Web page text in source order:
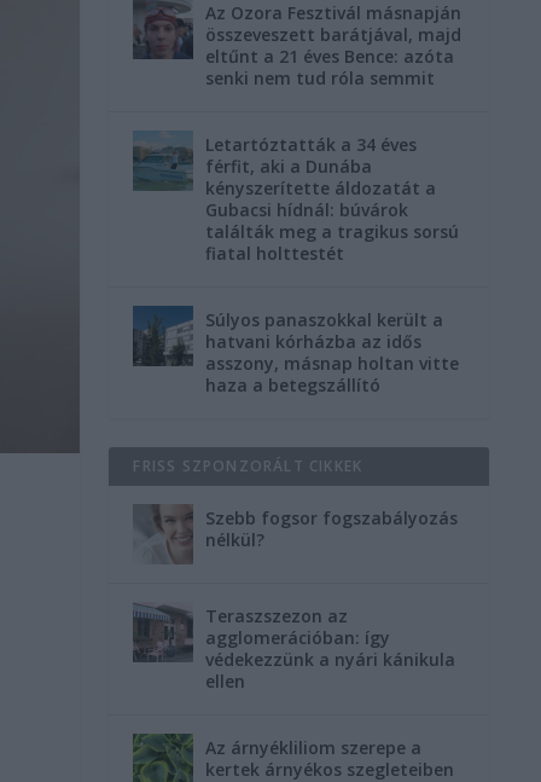
Az Ozora Fesztivál másnapján
összeveszett barátjával, majd
eltűnt a 21 éves Bence: azóta
senki nem tud róla semmit
Letartóztatták a 34 éves
férfit, aki a Dunába
kényszerítette áldozatát a
Gubacsi hídnál: búvárok
találták meg a tragikus sorsú
fiatal holttestét
Súlyos panaszokkal került a
hatvani kórházba az idős
asszony, másnap holtan vitte
haza a betegszállító
FRISS SZPONZORÁLT CIKKEK
Szebb fogsor fogszabályozás
nélkül?
Teraszszezon az
agglomerációban: így
védekezzünk a nyári kánikula
ellen
Az árnyékliliom szerepe a
kertek árnyékos szegleteiben